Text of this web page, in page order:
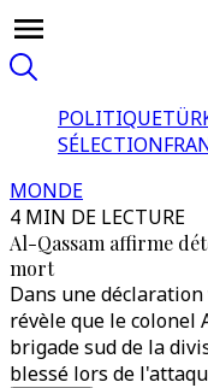
POLITIQUE
SÉLECTION
MONDE
4 MIN DE LECTURE
Al-Qassam affirme
mort
Dans une
révèle que le colonel
brigade sud de la
blessé lors de